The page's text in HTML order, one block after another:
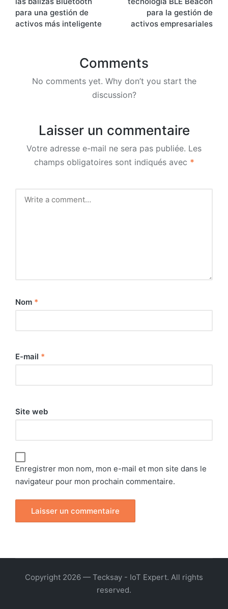
para una gestión de
activos más inteligente
para la gestión de
activos empresariales
Comments
No comments yet. Why don’t you start the
discussion?
Laisser un commentaire
Votre adresse e-mail ne sera pas publiée. Les
champs obligatoires sont indiqués avec *
Nom *
E-mail *
Site web
Enregistrer mon nom, mon e-mail et mon site dans le
navigateur pour mon prochain commentaire.
Copyright 2026 — Tecksay - IoT Expert. All rights
reserved.